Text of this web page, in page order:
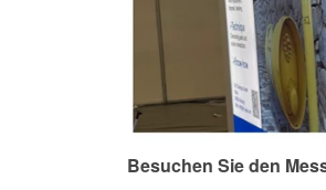
Besuchen Sie den